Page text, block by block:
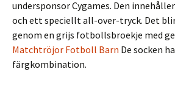
undersponsor Cygames. Den
och ett speciellt all-over-tryck. Det
genom en grijs fotbollsbroekje med
Matchtröjor Fotboll Barn De socken
färgkombination.